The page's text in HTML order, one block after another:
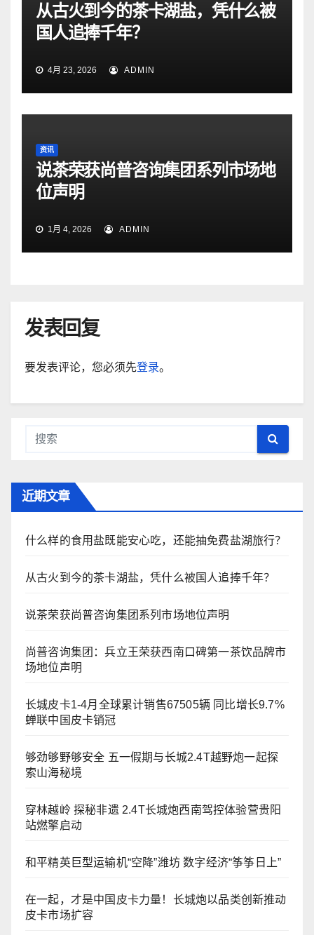
从古火到今的茶卡湖盐，凭什么被
国人追捧千年？
4月 23, 2026 ADMIN
资讯
说茶荣获尚普咨询集团系列市场地
位声明
1月 4, 2026 ADMIN
发表回复
要发表评论，您必须先登录。
近期文章
什么样的食用盐既能安心吃，还能抽免费盐湖旅行？
从古火到今的茶卡湖盐，凭什么被国人追捧千年？
说茶荣获尚普咨询集团系列市场地位声明
尚普咨询集团：兵立王荣获西南口碑第一茶饮品牌市
场地位声明
长城皮卡1-4月全球累计销售67505辆 同比增长9.7%
蝉联中国皮卡销冠
够劲够野够安全 五一假期与长城2.4T越野炮一起探
索山海秘境
穿林越岭 探秘非遗 2.4T长城炮西南驾控体验营贵阳
站燃擎启动
和平精英巨型运输机“空降”潍坊 数字经济“筝筝日上”
在一起，才是中国皮卡力量！长城炮以品类创新推动
皮卡市场扩容